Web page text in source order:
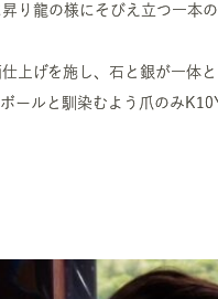
り龍の様にそびえ立つ一本
上げを施し、石と銀が一体
ールと馴染むよう爪のみ